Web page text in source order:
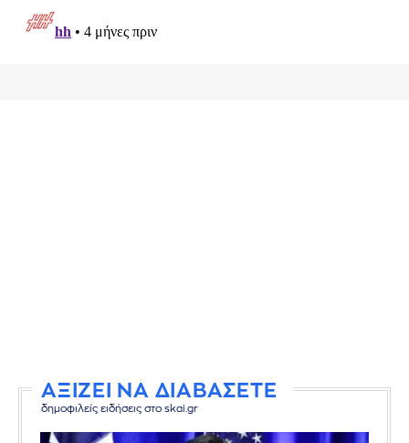
ΑΞΙΖΕΙ ΝΑ ΔΙΑΒΑΣΕΤΕ
δημοφιλείς ειδήσεις στο skai.gr